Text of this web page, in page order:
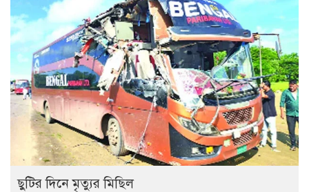
ছুটির দিনে মৃত্যুর মিছিল